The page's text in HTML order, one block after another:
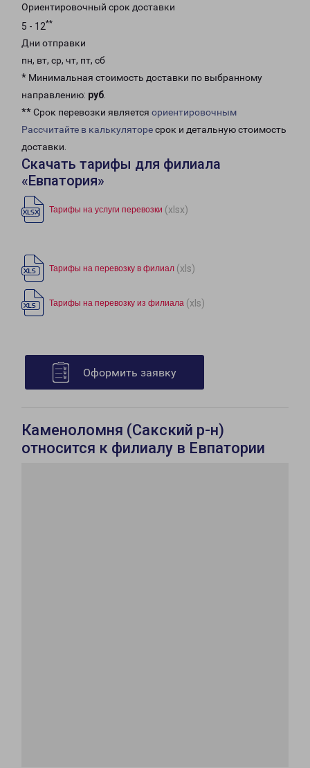
Ориентировочный срок доставки
5 - 12**
Дни отправки
пн, вт, ср, чт, пт, сб
* Минимальная стоимость доставки по выбранному
направлению: руб.
** Срок перевозки является ориентировочным
Рассчитайте в калькуляторесрок и детальную стоимость
доставки.
Скачать тарифы для филиала
«Евпатория»
Тарифы на услуги перевозки (xlsx)
Тарифы на перевозку в филиал (xls)
Тарифы на перевозку из филиала (xls)
Оформить заявку
Каменоломня (Сакский р-н)
относится к филиалу в Евпатории